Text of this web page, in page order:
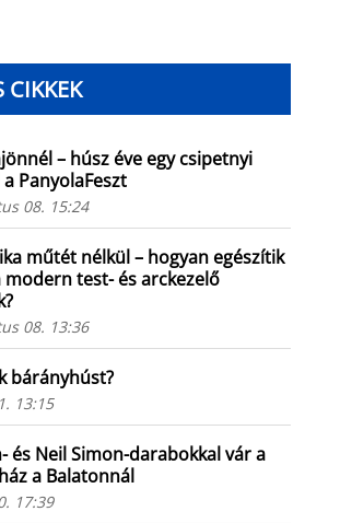
CIKKEK
– húsz éve egy csipetnyi
PanyolaFeszt
08. 15:24
műtét nélkül – hogyan egészítik
modern test- és arckezelő
08. 13:36
bárányhúst?
13:15
és Neil Simon-darabokkal vár a
a Balatonnál
17:39